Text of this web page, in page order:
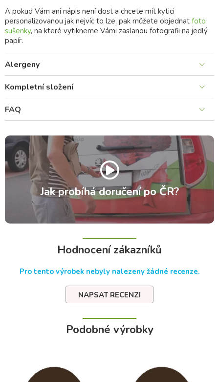
A pokud Vám ani nápis není dost a chcete mít kytici
personalizovanou jak nejvíc to lze, pak můžete objednat foto
sušenky, na které vytikneme Vámi zaslanou fotografii na jedlý
papír.
Alergeny
Kompletní složení
FAQ
Jak probíhá doručení po ČR?
Hodnocení zákazníků
Pro tento výrobek nebyly nalezeny žádné recenze.
NAPSAT RECENZI
Podobné výrobky